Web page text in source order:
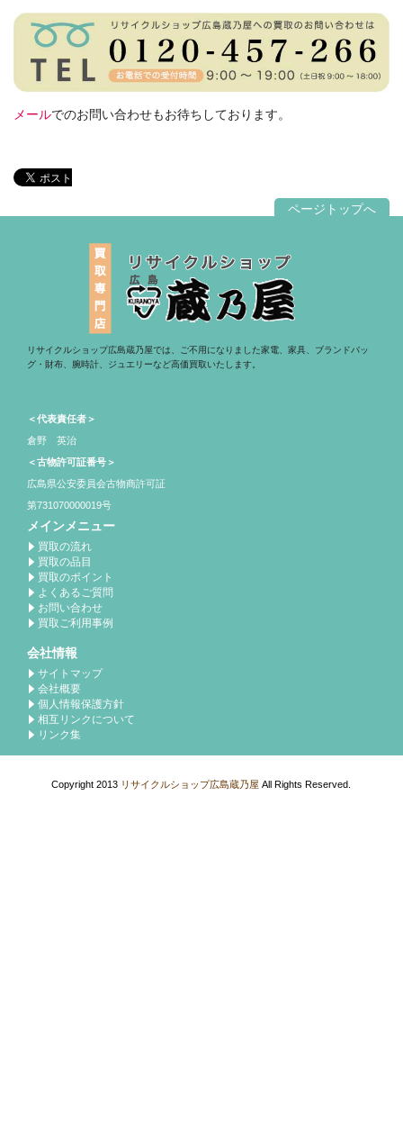
メールでのお問い合わせもお待ちしております。
ページトップへ
リサイクルショップ広島蔵乃屋では、ご不用になりました家電、家具、ブランドバッ
グ・財布、腕時計、ジュエリーなど高価買取いたします。
＜代表責任者＞
倉野 英治
＜古物許可証番号＞
広島県公安委員会古物商許可証
第731070000019号
メインメニュー
買取の流れ
買取の品目
買取のポイント
よくあるご質問
お問い合わせ
買取ご利用事例
会社情報
サイトマップ
会社概要
個人情報保護方針
相互リンクについて
リンク集
Copyright 2013 リサイクルショップ広島蔵乃屋 All Rights Reserved.